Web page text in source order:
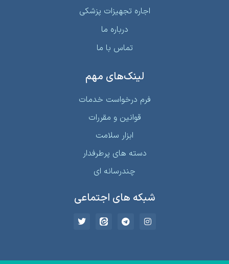
اجاره تجهیزات پزشکی
درباره ما
تماس با ما
لینک‌های مهم
فرم درخواست خدمات
قوانین و مقررات
ابزار سلامت
دسته های پرطرفدار
چندرسانه ای
شبکه های اجتماعی